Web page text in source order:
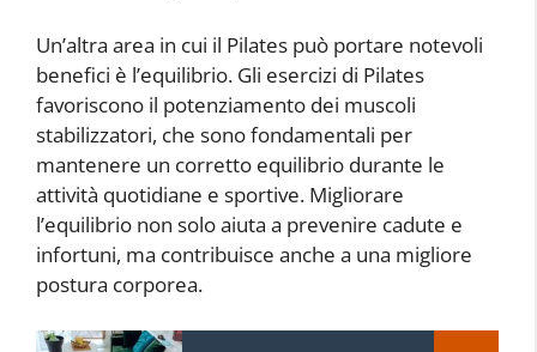
Un’altra area in cui il Pilates può portare notevoli
benefici è l’equilibrio. Gli esercizi di Pilates
favoriscono il potenziamento dei muscoli
stabilizzatori, che sono fondamentali per
mantenere un corretto equilibrio durante le
attività quotidiane e sportive. Migliorare
l’equilibrio non solo aiuta a prevenire cadute e
infortuni, ma contribuisce anche a una migliore
postura corporea.